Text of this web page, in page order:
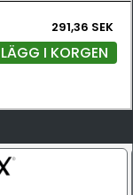
291,36 SEK
LÄGG I KORGEN